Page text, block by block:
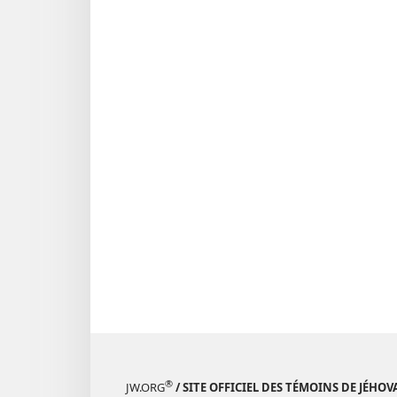
JW.ORG® / SITE OFFICIEL DES TÉMOINS DE